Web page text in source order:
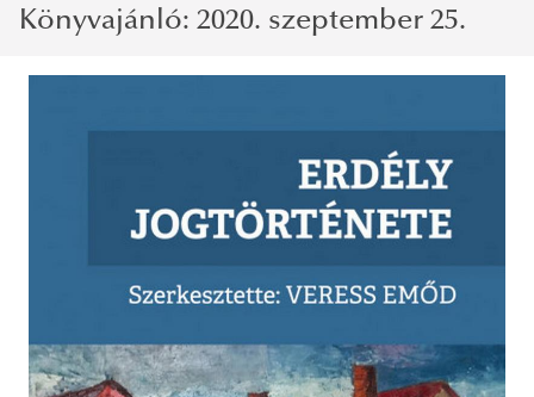
Könyvajánló: 2020. szeptember 25.